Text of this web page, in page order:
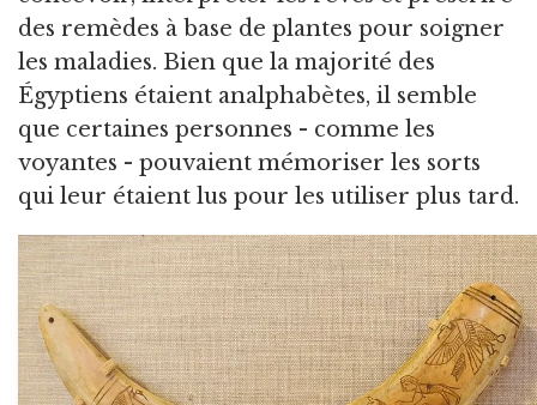
des remèdes à base de plantes pour soigner
les maladies. Bien que la majorité des
Égyptiens étaient analphabètes, il semble
que certaines personnes - comme les
voyantes - pouvaient mémoriser les sorts
qui leur étaient lus pour les utiliser plus tard.